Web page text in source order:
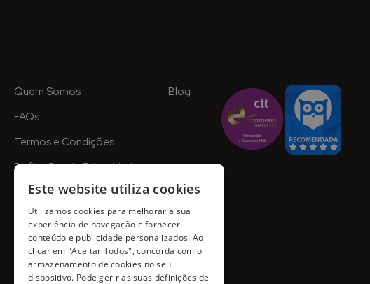
Quem Somos
FAQs
Termos e Condições
Definições de Privacidade
Blog
Este website utiliza cookies
Utilizamos cookies para melhorar a sua
experiência de navegação e fornecer
conteúdo e publicidade personalizados. Ao
clicar em "Aceitar Todos", concorda com o
armazenamento de cookies no seu
dispositivo. Pode gerir as suas definições de